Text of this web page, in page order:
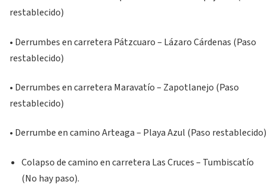
restablecido)
• Derrumbes en carretera Pátzcuaro – Lázaro Cárdenas (Paso
restablecido)
• Derrumbes en carretera Maravatío – Zapotlanejo (Paso
restablecido)
• Derrumbe en camino Arteaga – Playa Azul (Paso restablecido)
Colapso de camino en carretera Las Cruces – Tumbiscatío
(No hay paso).